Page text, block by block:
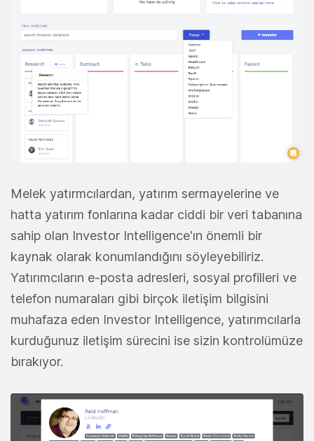
Melek yatırmcılardan, yatırım sermayelerine ve
hatta yatırım fonlarına kadar ciddi bir veri tabanına
sahip olan Investor Intelligence'ın önemli bir
kaynak olarak konumlandığını söyleyebiliriz.
Yatırımcıların e-posta adresleri, sosyal profilleri ve
telefon numaraları gibi birçok iletişim bilgisini
muhafaza eden Investor Intelligence, yatırımcılarla
kurduğunuz iletişim sürecini ise sizin kontrolümüze
bırakıyor.